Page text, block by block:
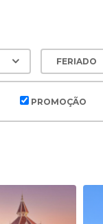
PROMOÇÃO